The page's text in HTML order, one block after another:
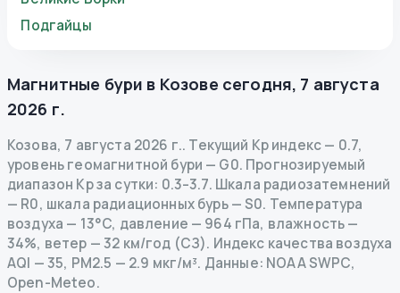
Подгайцы
Магнитные бури в Козове сегодня, 7 августа
2026 г.
Козова, 7 августа 2026 г.. Текущий Kp индекс— 0.7,
уровень геомагнитной бури — G0. Прогнозируемый
диапазон Kp за сутки: 0.3–3.7. Шкала радиозатемнений
— R0, шкала радиационных бурь— S0. Температура
воздуха — 13°C, давление — 964 гПа, влажность —
34%, ветер — 32 км/год (СЗ). Индекс качества воздуха
AQI — 35, PM2.5 — 2.9 мкг/м³. Данные: NOAA SWPC,
Open-Meteo.